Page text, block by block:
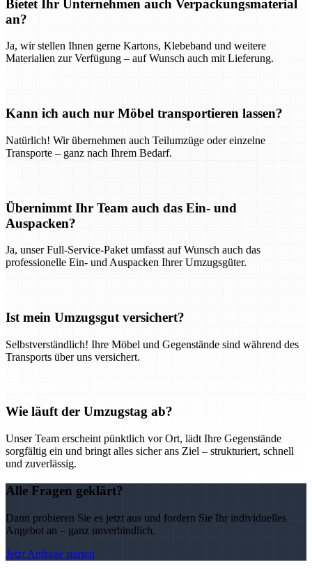
Bietet Ihr Unternehmen auch Verpackungsmaterial
an?
Ja, wir stellen Ihnen gerne Kartons, Klebeband und weitere
Materialien zur Verfügung – auf Wunsch auch mit Lieferung.
Kann ich auch nur Möbel transportieren lassen?
Natürlich! Wir übernehmen auch Teilumzüge oder einzelne
Transporte – ganz nach Ihrem Bedarf.
Übernimmt Ihr Team auch das Ein- und
Auspacken?
Ja, unser Full-Service-Paket umfasst auf Wunsch auch das
professionelle Ein- und Auspacken Ihrer Umzugsgüter.
Ist mein Umzugsgut versichert?
Selbstverständlich! Ihre Möbel und Gegenstände sind während des
Transports über uns versichert.
Wie läuft der Umzugstag ab?
Unser Team erscheint pünktlich vor Ort, lädt Ihre Gegenstände
sorgfältig ein und bringt alles sicher ans Ziel – strukturiert, schnell
und zuverlässig.
Alle Fragen geklärt?
Dann probieren Sie es jetzt aus und fordern Sie Ihr individuelles
Angebot an – ganz unverbindlich.
Jetzt Anfrage starten